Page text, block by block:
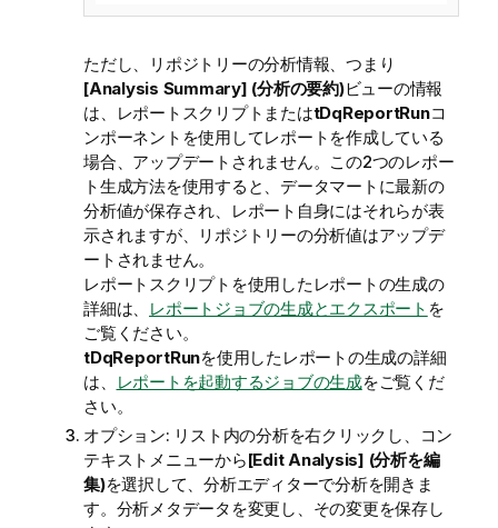
ただし、リポジトリーの分析情報、つまり
[Analysis Summary] (分析の要約)ビューの情報
は、レポートスクリプトまたはtDqReportRunコ
ンポーネントを使用してレポートを作成している
場合、アップデートされません。この2つのレポー
ト生成方法を使用すると、データマートに最新の
分析値が保存され、レポート自身にはそれらが表
示されますが、リポジトリーの分析値はアップデ
ートされません。
レポートスクリプトを使用したレポートの生成の
詳細は、
レポートジョブの生成とエクスポート を
ご覧ください。
tDqReportRunを使用したレポートの生成の詳細
は、
レポートを起動するジョブの生成をご覧くだ
さい。
オプション: リスト内の分析を右クリックし、コン
テキストメニューから[Edit Analysis] (分析を編
集)を選択して、分析エディターで分析を開きま
す。分析メタデータを変更し、その変更を保存し